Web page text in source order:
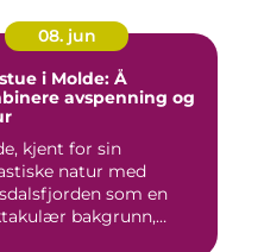
08. jun
i Molde: Å
avspenning og
kjent for sin
natur med
som en
bakgrunn,